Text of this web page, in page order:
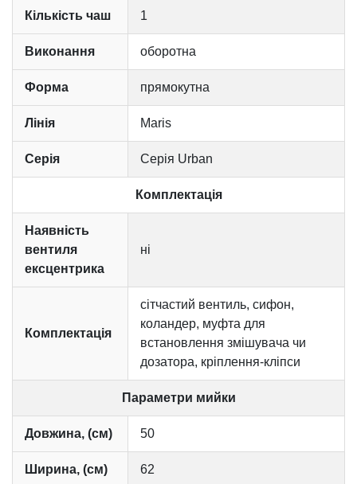
Кількість чаш 1
Виконання оборотна
Форма прямокутна
Лінія Maris
Серія Серія Urban
Комплектація
Наявність
вентиля
ексцентрика
ні
Комплектація
сітчастий вентиль, сифон,
коландер, муфта для
встановлення змішувача чи
дозатора, кріплення-кліпси
Параметри мийки
Довжина, (см) 50
Ширина, (см) 62